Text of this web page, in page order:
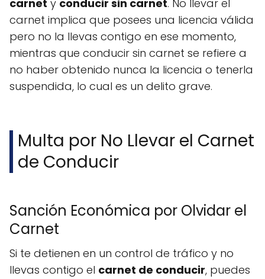
carnet y conducir sin carnet. No llevar el
carnet implica que posees una licencia válida
pero no la llevas contigo en ese momento,
mientras que conducir sin carnet se refiere a
no haber obtenido nunca la licencia o tenerla
suspendida, lo cual es un delito grave.
Multa por No Llevar el Carnet
de Conducir
Sanción Económica por Olvidar el
Carnet
Si te detienen en un control de tráfico y no
llevas contigo el carnet de conducir, puedes